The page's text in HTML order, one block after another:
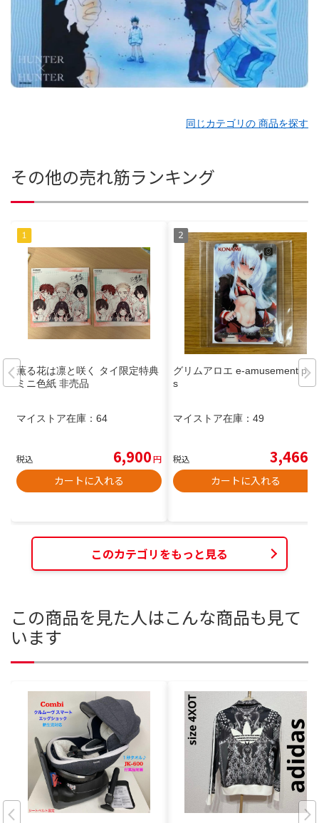
同じカテゴリの 商品を探す
その他の売れ筋ランキング
薫る花は凛と咲く タイ限定特典
ミニ色紙 非売品
マイストア在庫： 64
税込 6,900円
カートに入れる
グリムアロエ e-amusement pas
s
マイストア在庫： 49
税込 3,466
カートに入れる
このカテゴリをもっと見る
この商品を見た人はこんな商品も見て
います